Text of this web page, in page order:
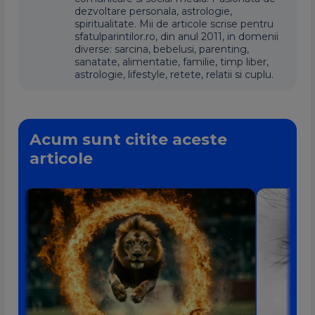
dezvoltare personala, astrologie,
spiritualitate. Mii de articole scrise pentru
sfatulparintilor.ro, din anul 2011, in domenii
diverse: sarcina, bebelusi, parenting,
sanatate, alimentatie, familie, timp liber,
astrologie, lifestyle, retete, relatii si cuplu.
Acum sunt citite aceste
articole